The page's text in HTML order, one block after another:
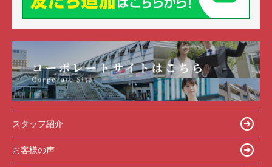
スタッフ紹介
お客様の声